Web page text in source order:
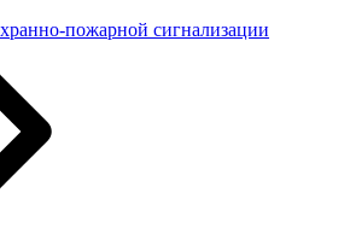
пожарной сигнализации